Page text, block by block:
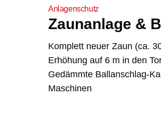
Anlagenschutz
Zaunanlage &
Komplett neuer Zaun (ca.
Erhöhung auf 6 m in den
Gedämmte Ballanschlag-
Maschinen